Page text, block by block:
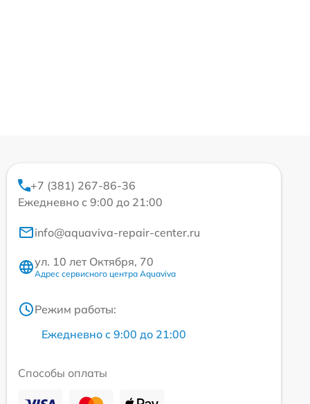
+7 (381) 267-86-36
Ежедневно с 9:00 до 21:00
info@aquaviva-repair-center.ru
ул. 10 лет Октября, 70
Адрес сервисного центра Aquaviva
Режим работы:
Ежедневно с 9:00 до 21:00
Способы оплаты